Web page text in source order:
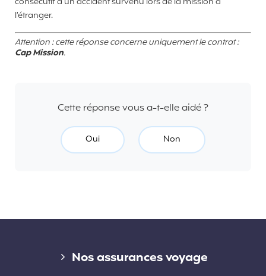
l’étranger.
Attention : cette réponse concerne uniquement le contrat :
Cap Mission.
Cette réponse vous a-t-elle aidé ?
Oui Non
Nos assurances voyage